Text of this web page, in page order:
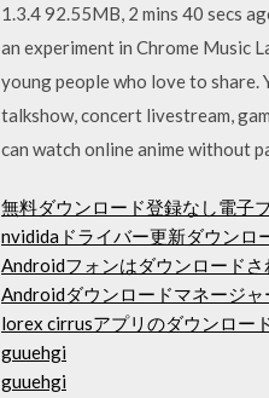
1.3.4 92.55MB, 2 mins 40 secs
an experiment in Chrome Music
young people who love to
talkshow, concert livestream,
can watch online anime without
無料ダウンロード登録なし電子
nvididaドライバー更新ダウンロ
Androidフォンはダウンロード
Androidダウンロードマネージャ
lorex cirrusアプリのダウンロー
guuehgi
guuehgi